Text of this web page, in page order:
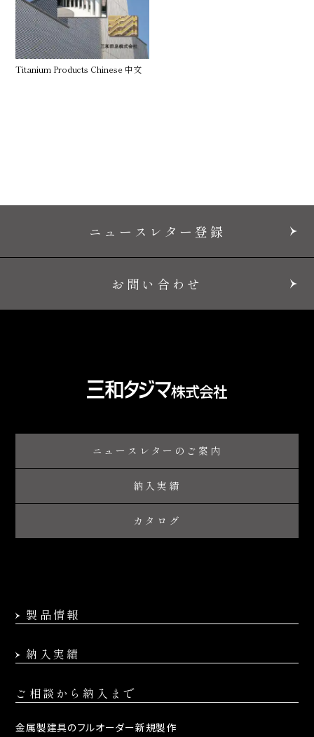
Titanium Products Chinese 中文
ニュースレター登録
お問い合わせ
ニュースレターのご案内
納入実績
カタログ
製品情報
納入実績
ご相談から納入まで
金属製建具のフルオーダー新規製作